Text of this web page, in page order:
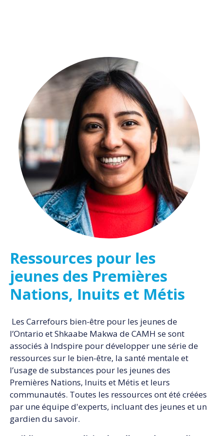
Ressources pour les
jeunes des Premières
Nations, Inuits et Métis
Les Carrefours bien-être pour les jeunes de
l’Ontario et Shkaabe Makwa de CAMH se sont
associés à Indspire pour développer une série de
ressources sur le bien-être, la santé mentale et
l’usage de substances pour les jeunes des
Premières Nations, Inuits et Métis et leurs
communautés. Toutes les ressources ont été créées
par une équipe d'experts, incluant des jeunes et un
gardien du savoir.